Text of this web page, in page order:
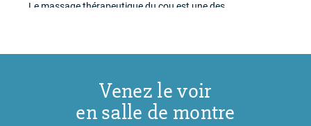
Le massage thérapeutique du cou est une des
Venez le voir
en salle de montre